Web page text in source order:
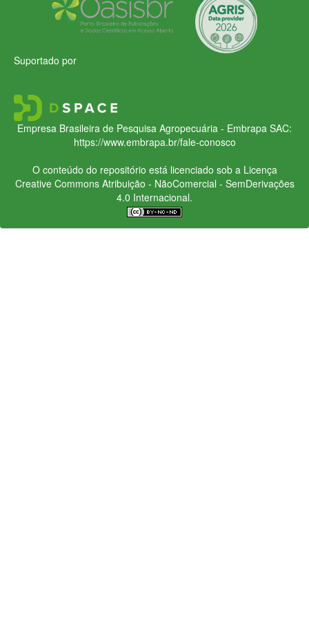
Suportado por
Empresa Brasileira de Pesquisa Agropecuária - Embrapa SAC:
https://www.embrapa.br/fale-conosco
O conteúdo do repositório está licenciado sob a Licença
Creative CommonsAtribuição - NãoComercial - SemDerivações
4.0 Internacional.